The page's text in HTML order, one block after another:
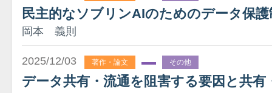
民主的なソブリンAIのためのデータ保護
岡本 義則
2025/12/03 著作・論文 その他
データ共有・流通を阻害する要因と共